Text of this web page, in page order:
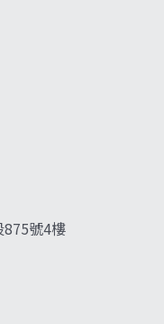
號4樓